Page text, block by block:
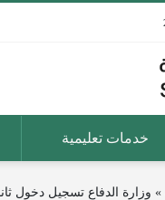
خدمات تعليمية
» وزارة الدفاع تسجيل دخول